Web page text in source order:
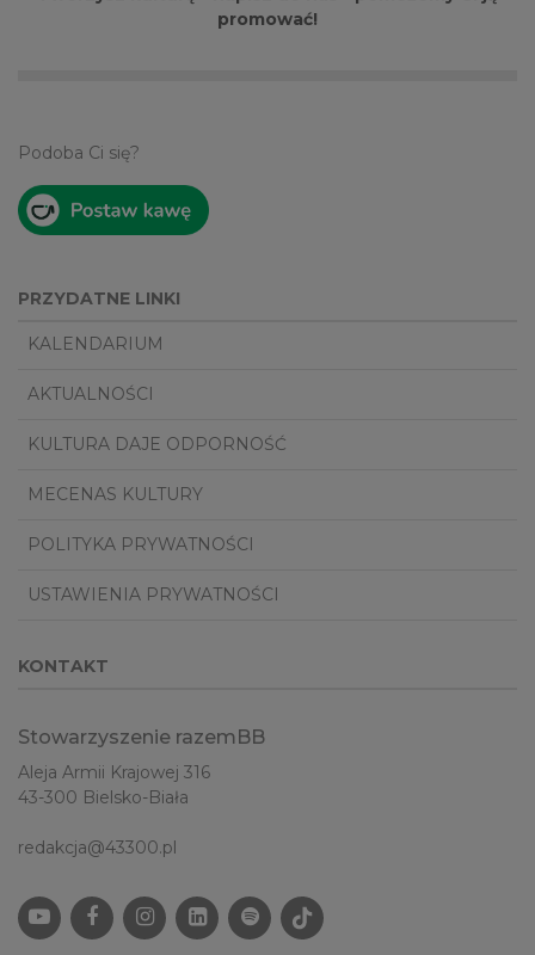
promować!
Podoba Ci się?
PRZYDATNE LINKI
KALENDARIUM
AKTUALNOŚCI
KULTURA DAJE ODPORNOŚĆ
MECENAS KULTURY
POLITYKA PRYWATNOŚCI
USTAWIENIA PRYWATNOŚCI
KONTAKT
Stowarzyszenie razemBB
Aleja Armii Krajowej 316
43-300 Bielsko-Biała
redakcja@43300.pl